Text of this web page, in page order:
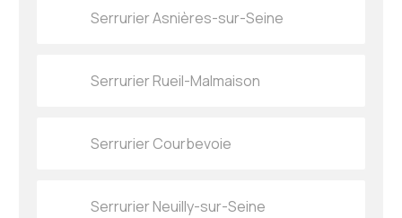
Serrurier Asnières-sur-Seine
Serrurier Rueil-Malmaison
Serrurier Courbevoie
Serrurier Neuilly-sur-Seine